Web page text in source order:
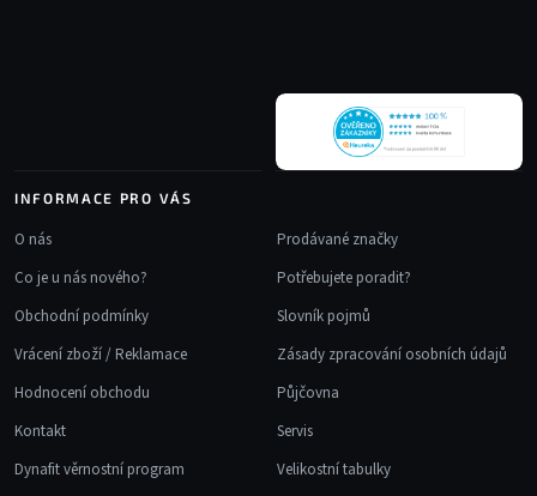
INFORMACE PRO VÁS
O nás
Co je u nás nového?
Obchodní podmínky
Vrácení zboží / Reklamace
Hodnocení obchodu
Kontakt
Dynafit věrnostní program
Prodávané značky
Potřebujete poradit?
Slovník pojmů
Zásady zpracování osobních údajů
Půjčovna
Servis
Velikostní tabulky